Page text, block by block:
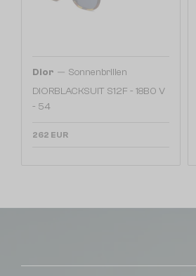
Dior — Sonnenbrillen
DIORBLACKSUIT S12F - 18B0 V
- 54
262 EUR